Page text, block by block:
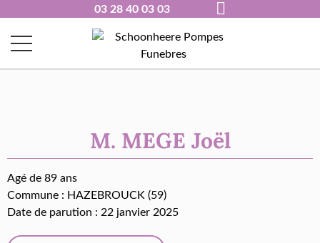
03 28 40 03 03
M. MEGE Joël
Agé de 89 ans
Commune : HAZEBROUCK (59)
Date de parution : 22 janvier 2025